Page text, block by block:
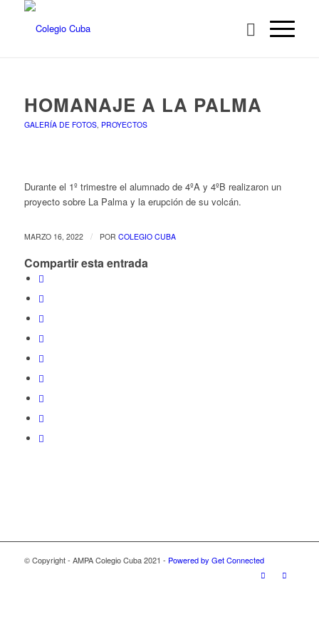
HOMANAJE A LA PALMA
GALERÍA DE FOTOS, PROYECTOS
Durante el 1º trimestre el alumnado de 4ºA y 4ºB realizaron un
proyecto sobre La Palma y la erupción de su volcán.
MARZO 16, 2022 / POR COLEGIO CUBA
Compartir esta entrada
© Copyright - AMPA Colegio Cuba 2021 - Powered by Get Connected